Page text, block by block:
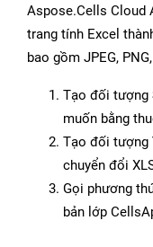
Aspose.Cells Cloud
trang tính Excel
bao gồm JPEG,
Tạo đối tượng
muốn bằng
Tạo đối tượng
chuyển đổi
Gọi phương
bản lớp